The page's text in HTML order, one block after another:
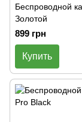
Беспроводной
Золотой
899 грн
Купить